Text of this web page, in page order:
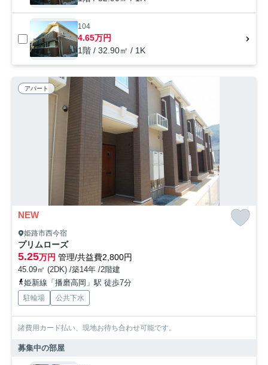
104
4.65万円
1階 / 32.90㎡ / 1K
アパート
NEW
姫路市西今宿
プリムローズ
5.25万円 管理/共益費2,800円
45.09㎡ (2DK) /築14年 /2階建
姫新線「播磨高岡」駅 徒歩7分
駐輪場 公共下水
諸費用カード払い、現地お待ち合わせ可能です。
募集中の部屋